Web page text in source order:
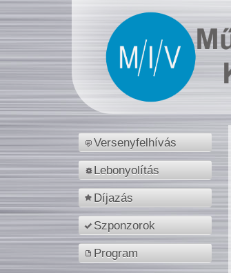
Versenyfelhívás
Lebonyolítás
Díjazás
Szponzorok
Program